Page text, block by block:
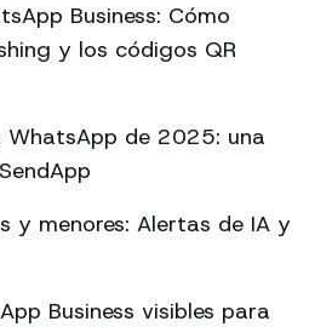
Business: Cómo
y los códigos QR
WhatsApp de 2025: una
y menores: Alertas de IA y
Business visibles para